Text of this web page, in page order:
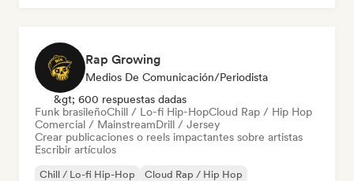
Rap Growing
Medios De Comunicación/Periodista
&gt; 600 respuestas dadas
Funk brasileñoChill / Lo-fi Hip-HopCloud Rap / Hip Hop
Comercial / MainstreamDrill / Jersey
Crear publicaciones o reels impactantes sobre artistas
Escribir artículos
Chill / Lo-fi Hip-Hop
Cloud Rap / Hip Hop